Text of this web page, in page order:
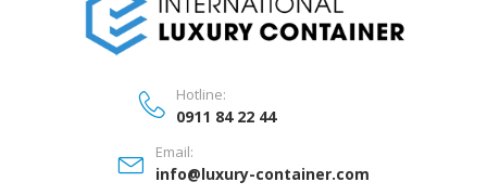
Hotline:
0911 84 22 44
Email:
info@luxury-container.com